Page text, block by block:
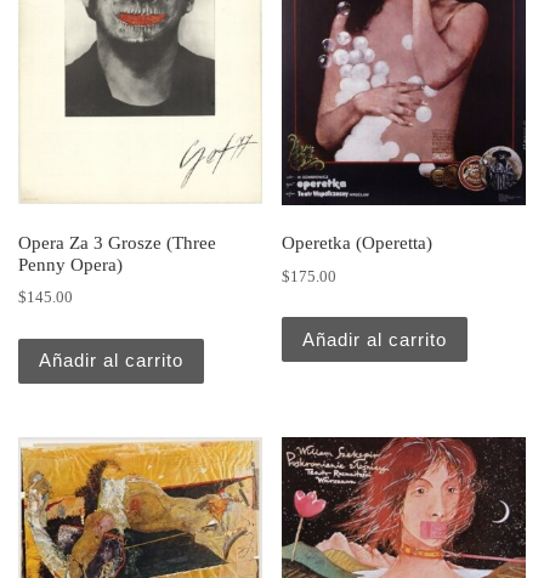
Opera Za 3 Grosze (Three
Penny Opera)
$145.00
Añadir al carrito
Operetka (Operetta)
$175.00
Añadir al carrito